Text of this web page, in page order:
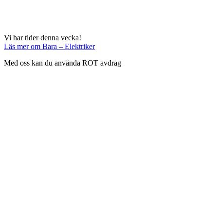
Vi har tider denna vecka!
Läs merom Bara – Elektriker
Med oss kan du använda ROT avdrag